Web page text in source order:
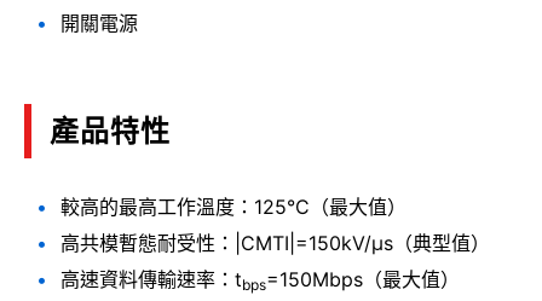
開關電源
產品特性
較高的最高工作溫度：125°C（最大值）
高共模暫態耐受性：|CMTI|=150kV/μs（典型值）
高速資料傳輸速率：tbps=150Mbps（最大值）